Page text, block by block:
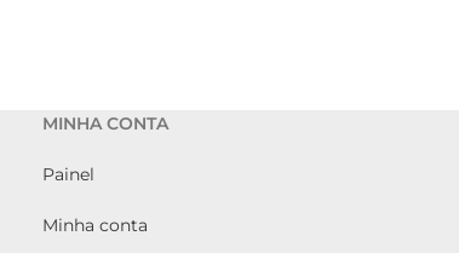
MINHA CONTA
Painel
Minha conta